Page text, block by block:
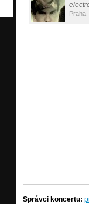
Praha
Správci koncertu: